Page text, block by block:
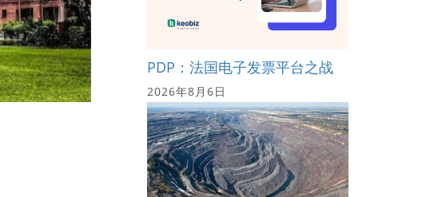
PDP：法国电子发票平台之战
2026年8月6日